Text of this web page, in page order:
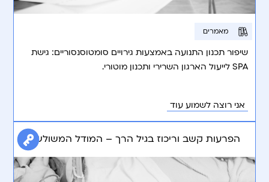
מאמרים
שיפור תכנון התנועה באמצעות גירויים סומטוסנסוריים: גישת
SPA לייעול הארגון השרירי ותכנון מוטורי.
אני רוצה לשמוע עוד
הפרעות קשב וריכוז בגיל הרך – המודל המשולש